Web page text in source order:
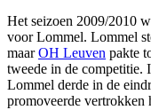
Het seizoen 2009/2010
voor Lommel. Lommel
maarOH Leuven pakte
tweede in de competitie.
Lommel derde in de
promoveerde vertrokken